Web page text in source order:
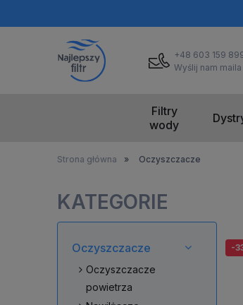
+48 603 159
Wyślij nam maila
Filtry
wody
Strona główna » Oczyszczacze
KATEGORIE
Oczyszczacze
Oczyszczacze
powietrza
-